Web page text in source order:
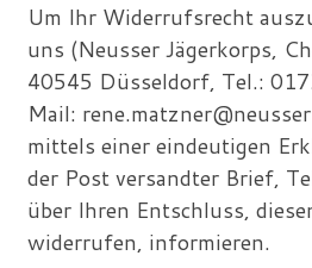
Um Ihr Widerrufsrecht
uns (Neusser Jägerkorps,
40545 Düsseldorf, Tel.:
Mail:
mittels einer eindeutigen
der Post versandter Brief,
über Ihren Entschluss,
widerrufen, informieren.